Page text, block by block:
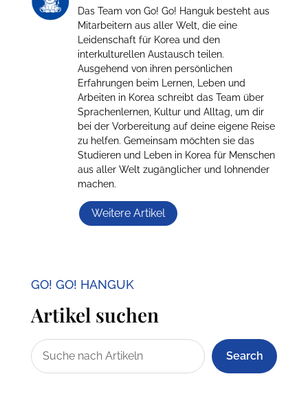
Das Team von Go! Go! Hanguk besteht aus
Mitarbeitern aus aller Welt, die eine
Leidenschaft für Korea und den
interkulturellen Austausch teilen.
Ausgehend von ihren persönlichen
Erfahrungen beim Lernen, Leben und
Arbeiten in Korea schreibt das Team über
Sprachenlernen, Kultur und Alltag, um dir
bei der Vorbereitung auf deine eigene Reise
zu helfen. Gemeinsam möchten sie das
Studieren und Leben in Korea für Menschen
aus aller Welt zugänglicher und lohnender
machen.
Weitere Artikel
GO! GO! HANGUK
Artikel suchen
Search